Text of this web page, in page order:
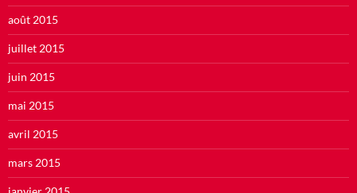
août 2015
juillet 2015
juin 2015
mai 2015
avril 2015
mars 2015